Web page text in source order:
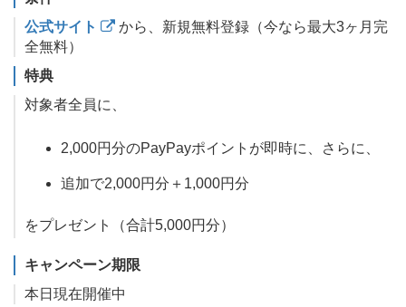
公式サイト
から、新規無料登録（今なら最大3ヶ月完
全無料）
特典
対象者全員に、
2,000円分のPayPayポイントが即時に、さらに、
追加で2,000円分＋1,000円分
をプレゼント（合計5,000円分）
キャンペーン期限
本日現在開催中